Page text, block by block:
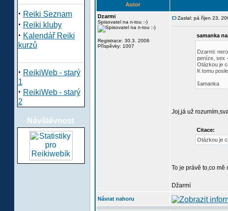
· Reiki Seznam
· Reiki kluby
· Kalendář Reiki
kurzů
· ReikiWeb - starý
1
· ReikiWeb - starý
2
Návštěvnost
Autor
Dzarmi
Spisovatel na n-tou :-)
Registrace: 30.3. 2006
Příspěvky: 1007
Zaslal: pá říjen 23,
samanka
Dzarmi:
peníze, sex
Otázkou je
K tomu
šamanka
Joj,já už
Citace:
Otázkou je
To je právě to,co
Džarmí
Návrat nahoru